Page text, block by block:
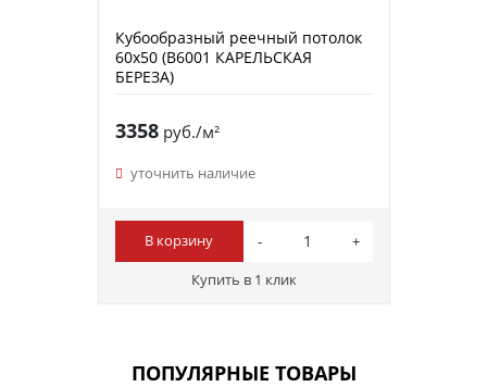
Кубообразный реечный потолок
60х50 (B6001 КАРЕЛЬСКАЯ
БЕРЕЗА)
3358руб./м²
уточнить наличие
В корзину
Купить в 1 клик
ПОПУЛЯРНЫЕ ТОВАРЫ